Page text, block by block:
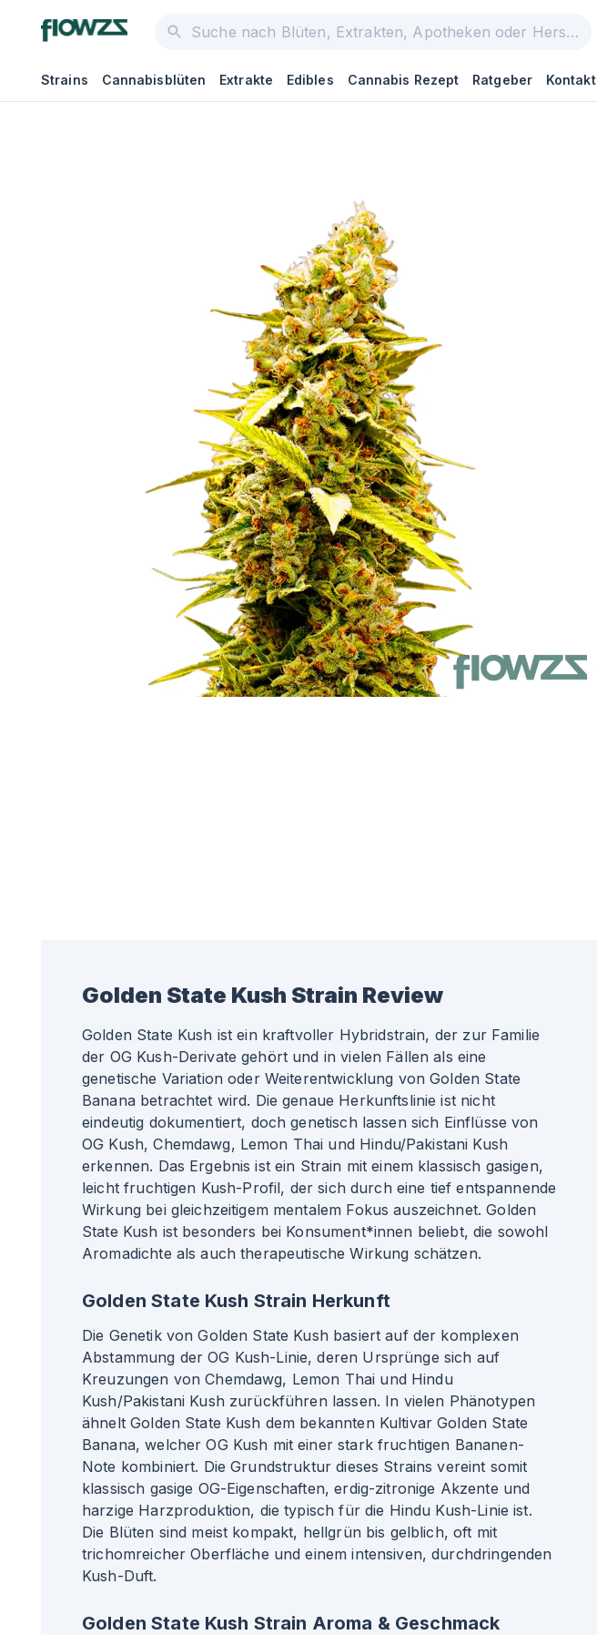
Strains Cannabisblüten Extrakte Edibles Cannabis Rezept Ratgeber Kontakt
Golden State Kush Strain Review
Golden State Kush ist ein kraftvoller Hybridstrain, der zur Familie
der OG Kush-Derivate gehört und in vielen Fällen als eine
genetische Variation oder Weiterentwicklung von Golden State
Banana betrachtet wird. Die genaue Herkunftslinie ist nicht
eindeutig dokumentiert, doch genetisch lassen sich Einflüsse von
OG Kush, Chemdawg, Lemon Thai und Hindu/Pakistani Kush
erkennen. Das Ergebnis ist ein Strain mit einem klassisch gasigen,
leicht fruchtigen Kush-Profil, der sich durch eine tief entspannende
Wirkung bei gleichzeitigem mentalem Fokus auszeichnet. Golden
State Kush ist besonders bei Konsument*innen beliebt, die sowohl
Aromadichte als auch therapeutische Wirkung schätzen.
Golden State Kush Strain Herkunft
Die Genetik von Golden State Kush basiert auf der komplexen
Abstammung der OG Kush-Linie, deren Ursprünge sich auf
Kreuzungen von Chemdawg, Lemon Thai und Hindu
Kush/Pakistani Kush zurückführen lassen. In vielen Phänotypen
ähnelt Golden State Kush dem bekannten Kultivar Golden State
Banana, welcher OG Kush mit einer stark fruchtigen Bananen-
Note kombiniert. Die Grundstruktur dieses Strains vereint somit
klassisch gasige OG-Eigenschaften, erdig-zitronige Akzente und
harzige Harzproduktion, die typisch für die Hindu Kush-Linie ist.
Die Blüten sind meist kompakt, hellgrün bis gelblich, oft mit
trichomreicher Oberfläche und einem intensiven, durchdringenden
Kush-Duft.
Golden State Kush Strain Aroma & Geschmack